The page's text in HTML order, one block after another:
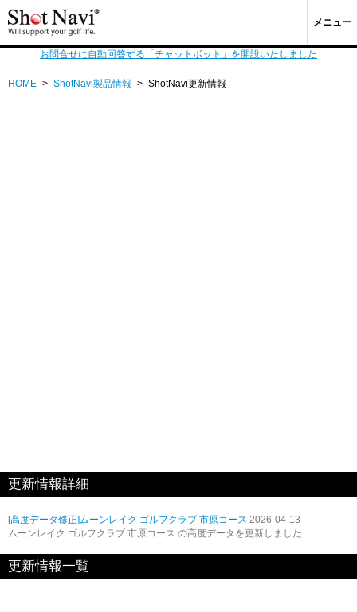
メニュー
お問合せに自動回答する「チャットボット」を開設いたしました
HOME > ShotNavi製品情報 > ShotNavi更新情報
更新情報詳細
[高度データ修正]ムーンレイク ゴルフクラブ 市原コース 2026-04-13
ムーンレイク ゴルフクラブ 市原コース の高度データを更新しました
更新情報一覧